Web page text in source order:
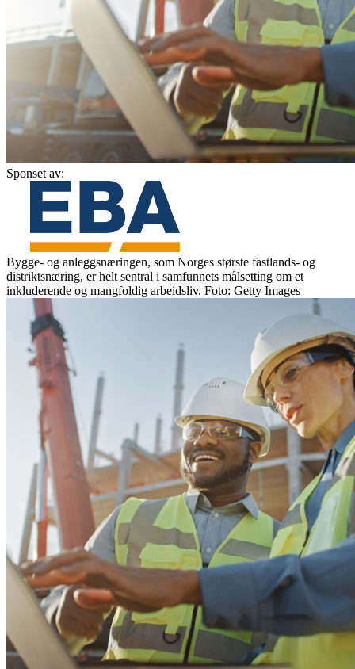
Sponset av:
Bygge- og anleggsnæringen, som Norges største fastlands- og
distriktsnæring, er helt sentral i samfunnets målsetting om et
inkluderende og mangfoldig arbeidsliv. Foto: Getty Images